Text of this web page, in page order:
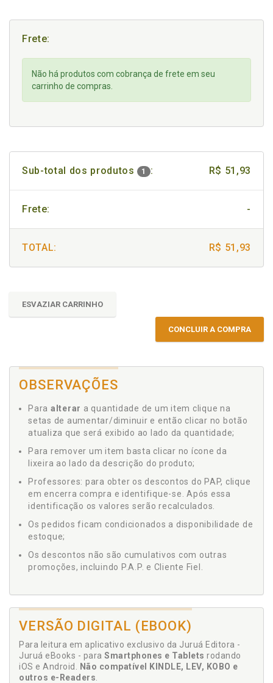
Frete:
Não há produtos com cobrança de frete em seu
carrinho de compras.
Sub-total dos produtos 1 : R$ 51,93
Frete: -
TOTAL: R$ 51,93
ESVAZIAR CARRINHO
CONCLUIR A COMPRA
OBSERVAÇÕES
Para alterar a quantidade de um item clique na
setas de aumentar/diminuir e então clicar no botão
atualiza que será exibido ao lado da quantidade;
Para remover um item basta clicar no ícone da
lixeira ao lado da descrição do produto;
Professores: para obter os descontos do PAP, clique
em encerra compra e identifique-se. Após essa
identificação os valores serão recalculados.
Os pedidos ficam condicionados a disponibilidade de
estoque;
Os descontos não são cumulativos com outras
promoções, incluindo P.A.P. e Cliente Fiel.
VERSÃO DIGITAL (EBOOK)
Para leitura em aplicativo exclusivo da Juruá Editora -
Juruá eBooks - para Smartphones e Tablets rodando
iOS e Android.
Não compatível KINDLE, LEV, KOBO e
outros e-Readers